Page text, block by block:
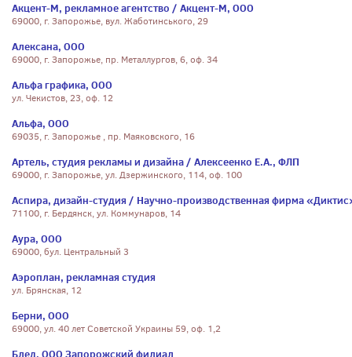
Акцент-М, рекламное агентство / Акцент-М, ООО
69000, г. Запорожье, вул. Жаботинського, 29
Алексана, ООО
69000, г. Запорожье, пр. Металлургов, 6, оф. 34
Альфа графика, ООО
ул. Чекистов, 23, оф. 12
Альфа, ООО
69035, г. Запорожье , пр. Маяковского, 16
Артель, студия рекламы и дизайна / Алексеенко Е.А., ФЛП
69000, г. Запорожье, ул. Дзержинского, 114, оф. 100
Аспира, дизайн-студия / Научно-производственная фирма
71100, г. Бердянск, ул. Коммунаров, 14
Аура, ООО
69000, бул. Центральный 3
Аэроплан, рекламная студия
ул. Брянская, 12
Берни, ООО
69000, ул. 40 лет Советской Украины 59, оф. 1,2
Блед, ООО Запорожский филиал